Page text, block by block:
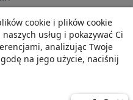
cookie i plików cookie
usług i pokazywać Ci
analizując Twoje
na jego użycie, naciśnij